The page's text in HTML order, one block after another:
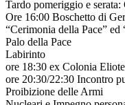
Tardo pomeriggio e serata:
Ore 16:00 Boschetto di
“Cerimonia della Pace”
Palo della Pace
Labirinto
ore 18:30 ex Colonia
ore 20:30/22:30 Incontro
Proibizione delle Armi